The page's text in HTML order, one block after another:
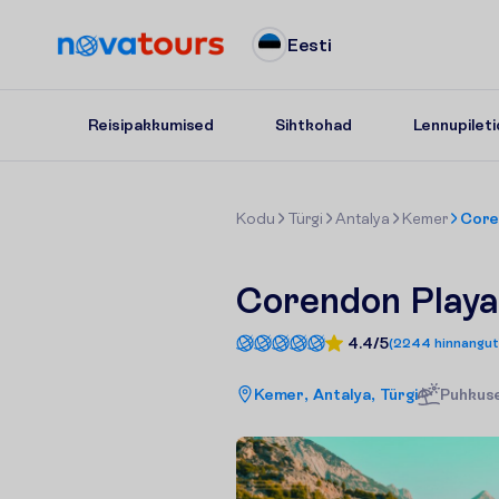
Eesti
Reisipakkumised Sihtkohad
Kodu Türgi Antalya Kemer
Corendon
4.4/5(2244 hinnangut
Kemer, Antalya, Türgi